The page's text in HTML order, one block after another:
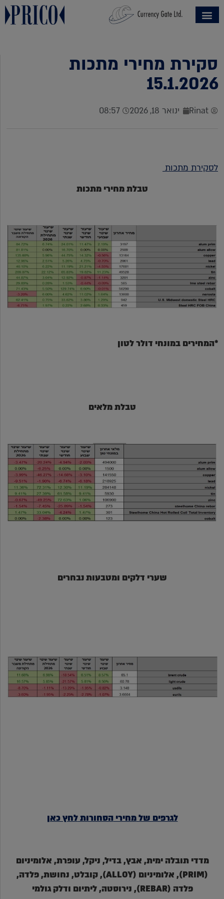
סקירת מחירי מתכות
15.1.2026
Rinat ינואר 18, 2026 08:57
לסקירת מתכות
טבלת מחירי מתכות
*המחירים במונחי דולר לטון
טבלת מלאים
שערי דלקים ומטבעות נבחרים
לגרפים שלמחיריהסחורותלחץ כאן
מדדי תובלה ימית, אבץ, בדיל, ניקל, עופרת, אלומיניום
(PRIM), אלומיניום (ALLOY), קובלט, נחושת, פלדה,
פלדה (REBAR), נירוסטה, ליתיום ודלק גולמי